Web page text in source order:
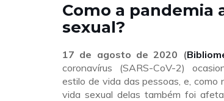
Como a pandemia
sexual?
17 de agosto de 2020 (
coronavírus (SARS-CoV-2)
estilo de vida das pessoas, e, como
vida sexual delas também foi